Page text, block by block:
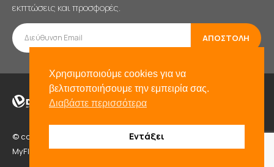
εκπτώσεις και προσφορές.
© copyright 2021. All Rights Reserved. Powered by
MyFlexWeb
Χρησιμοποιούμε cookies για να
βελτιστοποιήσουμε την εμπειρία σας.
Διαβάστε περισσότερα
Εντάξει